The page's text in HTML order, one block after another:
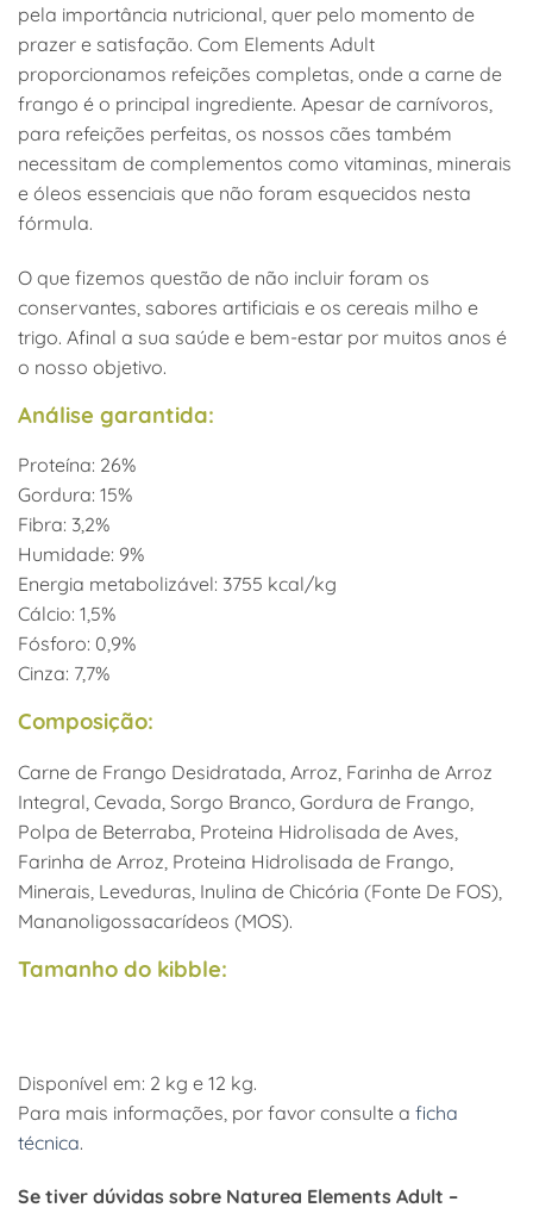
pela importância nutricional, quer pelo momento de
prazer e satisfação. Com Elements Adult
proporcionamos refeições completas, onde a carne de
frango é o principal ingrediente. Apesar de carnívoros,
para refeições perfeitas, os nossos cães também
necessitam de complementos como vitaminas, minerais
e óleos essenciais que não foram esquecidos nesta
fórmula.
O que fizemos questão de não incluir foram os
conservantes, sabores artificiais e os cereais milho e
trigo. Afinal a sua saúde e bem-estar por muitos anos é
o nosso objetivo.
Análise garantida:
Proteína: 26%
Gordura: 15%
Fibra: 3,2%
Humidade: 9%
Energia metabolizável: 3755 kcal/kg
Cálcio: 1,5%
Fósforo: 0,9%
Cinza: 7,7%
Composição:
Carne de Frango Desidratada, Arroz, Farinha de Arroz
Integral, Cevada, Sorgo Branco, Gordura de Frango,
Polpa de Beterraba, Proteina Hidrolisada de Aves,
Farinha de Arroz, Proteina Hidrolisada de Frango,
Minerais, Leveduras, Inulina de Chicória (Fonte De FOS),
Mananoligossacarídeos (MOS).
Tamanho do kibble:
Disponível em: 2 kg e 12 kg.
Para mais informações, por favor consulte a ficha
técnica.
Se tiver dúvidas sobre Naturea Elements Adult –